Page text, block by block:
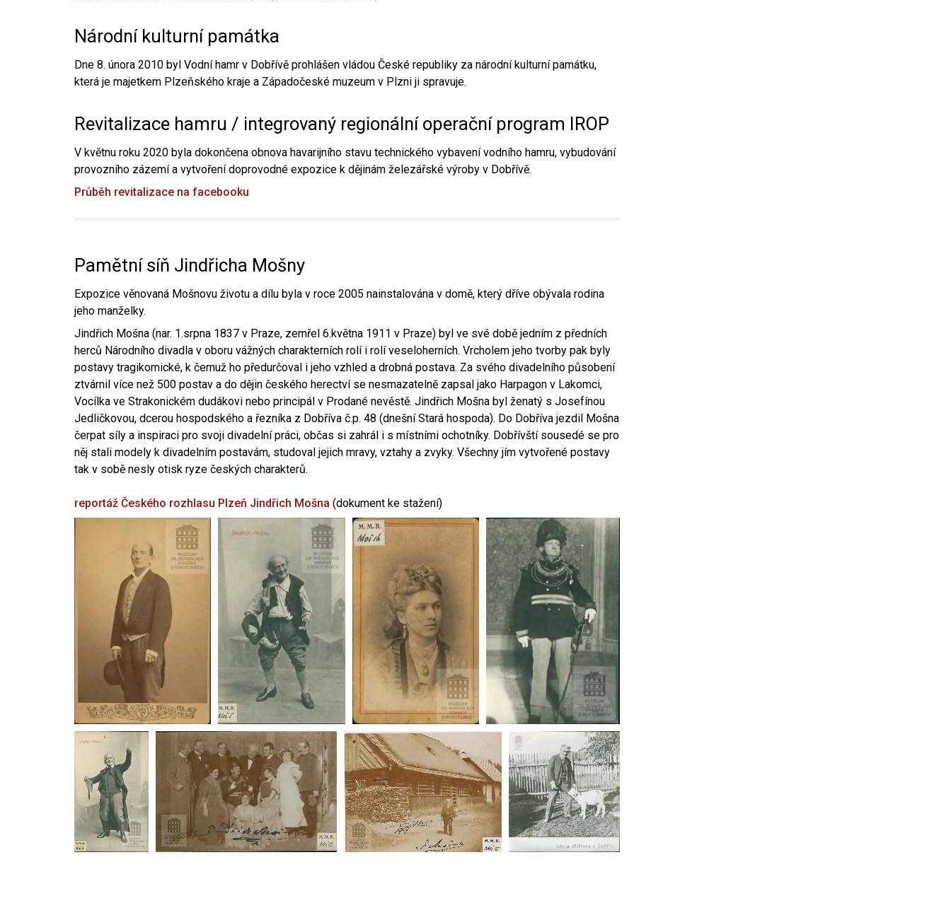
Národní kulturní památka
Dne 8. února 2010 byl Vodní hamr v Dobřívě prohlášen vládou České republiky za národní kulturní památku,
která je majetkem Plzeňského kraje a Západočeské muzeum v Plzni ji spravuje.
Revitalizace hamru / integrovaný regionální operační program IROP
V květnu roku 2020 byla dokončena obnova havarijního stavu technického vybavení vodního hamru, vybudování
provozního zázemí a vytvoření doprovodné expozice k dějinám železářské výroby v Dobřívě.
Průběh revitalizace na facebooku
Pamětní síň Jindřicha Mošny
Expozice věnovaná Mošnovu životu a dílu byla v roce 2005 nainstalována v domě, který dříve obývala rodina
jeho manželky.
Jindřich Mošna (nar. 1.srpna 1837 v Praze, zemřel 6.května 1911 v Praze) byl ve své době jedním z předních
herců Národního divadla v oboru vážných charakterních rolí i rolí veseloherních. Vrcholem jeho tvorby pak byly
postavy tragikomické, k čemuž ho předurčoval i jeho vzhled a drobná postava. Za svého divadelního působení
ztvárnil více než 500 postav a do dějin českého herectví se nesmazatelně zapsal jako Harpagon v Lakomci,
Vocílka ve Strakonickém dudákovi nebo principál v Prodané nevěstě. Jindřich Mošna byl ženatý s Josefínou
Jedličkovou, dcerou hospodského a řezníka z Dobříva č.p. 48 (dnešní Stará hospoda). Do Dobříva jezdil Mošna
čerpat síly a inspiraci pro svoji divadelní práci, občas si zahrál i s místními ochotníky. Dobřívští sousedé se pro
něj stali modely k divadelním postavám, studoval jejich mravy, vztahy a zvyky. Všechny jím vytvořené postavy
tak v sobě nesly otisk ryze českých charakterů.
reportáž Českého rozhlasu Plzeň Jindřich Mošna (dokument ke stažení)